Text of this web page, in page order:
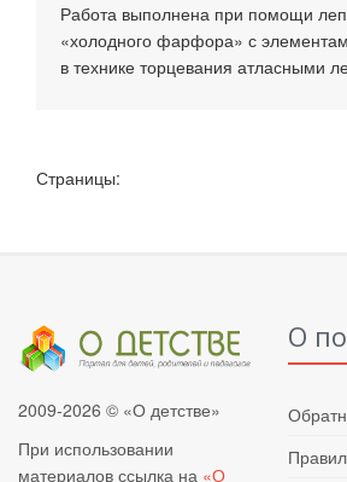
Работа выполнена при помощи
«холодного фарфора» с
в технике торцевания атласными
Страницы:
2009-2026 © «О детстве»
При использовании
материалов ссылка на «О
О